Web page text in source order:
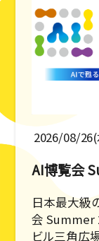
2026/08/
AI博覧会
日本最大級
会 Summer
ビル三角広